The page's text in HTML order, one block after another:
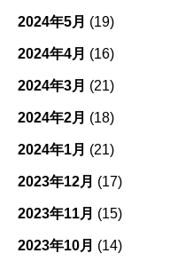
2024年5月 (19)
2024年4月 (16)
2024年3月 (21)
2024年2月 (18)
2024年1月 (21)
2023年12月 (17)
2023年11月 (15)
2023年10月 (14)